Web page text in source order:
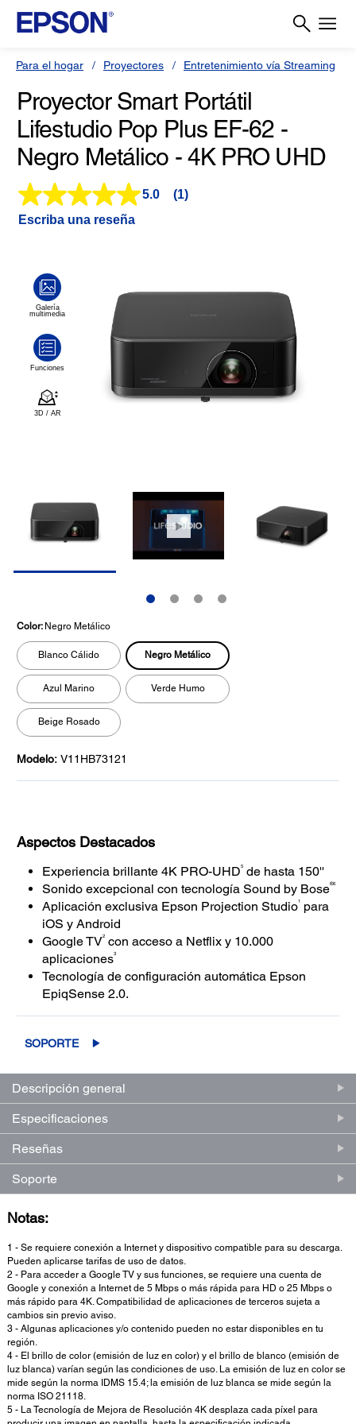
Para el hogar Proyectores Entretenimiento vía Streaming
Proyector Smart Portátil
Lifestudio Pop Plus EF-62 -
Negro Metálico - 4K PRO UHD
5.0
Lea
página.
(1)
Escriba una reseña
Color:Negro Metálico
Blanco Cálido Negro Metálico
Azul Marino Verde Humo
Beige Rosado
Modelo: V11HB73121
Aspectos Destacados
Experiencia brillante 4K PRO-UHD5 de hasta 150''
Sonido excepcional con tecnología Sound by Bose®6
Aplicación exclusiva Epson Projection Studio1
para
iOS y Android
Google TV2 con acceso a Netflix y 10.000
aplicaciones3
Tecnología de configuración automática Epson
EpiqSense 2.0.
SOPORTE
Descripción general
Especificaciones
Reseñas
Soporte
Notas:
1 - Se requiere conexión a Internet y dispositivo compatible para su descarga.
Pueden aplicarse tarifas de uso de datos.
2 - Para acceder a Google TV y sus funciones, se requiere una cuenta de
Google y conexión a Internet de 5 Mbps o más rápida para HD o 25 Mbps o
más rápido para 4K. Compatibilidad de aplicaciones de terceros sujeta a
cambios sin previo aviso.
3 - Algunas aplicaciones y/o contenido pueden no estar disponibles en tu
región.
4 - El brillo de color (emisión de luz en color) y el brillo de blanco (emisión de
luz blanca) varían según las condiciones de uso. La emisión de luz en color se
mide según la norma IDMS 15.4; la emisión de luz blanca se mide según la
norma ISO 21118.
5 - La Tecnología de Mejora de Resolución 4K desplaza cada píxel para